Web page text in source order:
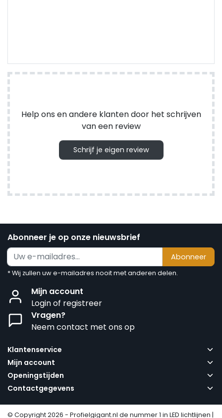
Help ons en andere klanten door het schrijven
van een review
Schrijf je eigen review
Abonneer je op onze nieuwsbrief
Abonneer
* Wij zullen uw e-mailadres nooit met anderen delen.
Mijn account
Login of registreer
Vragen?
Neem contact met ons op
Klantenservice
Mijn account
Openingstijden
Contactgegevens
© Copyright 2026 - Profielgigant.nl de nummer 1 in LED lichtlijnen |